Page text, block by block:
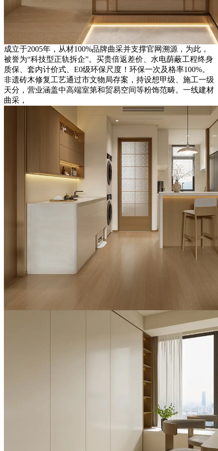
成立于2005年，从材100%品牌曲采并支撑官网溯源，为此，
被誉为“科技型正轨拆企”。买贵倍返差价、水电荫蔽工程终身
质保、套内计价式、E0级环保尺度！环保一次及格率100%。
非遗砖木修复工艺通过市文物局存案，持设想甲级、施工一级
天分，营业涵盖中高端室第和贸易空间等粉饰范畴。一线建材
曲采，